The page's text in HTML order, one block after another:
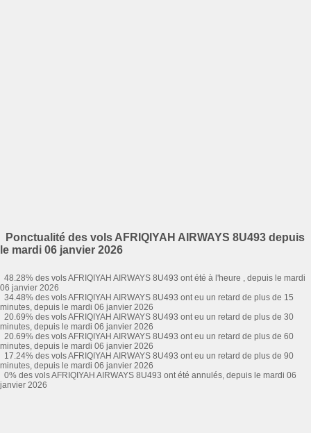
Ponctualité des vols AFRIQIYAH AIRWAYS 8U493 depuis
le mardi 06 janvier 2026
48.28% des vols AFRIQIYAH AIRWAYS 8U493 ont été à l'heure , depuis le mardi
06 janvier 2026
34.48% des vols AFRIQIYAH AIRWAYS 8U493 ont eu un retard de plus de 15
minutes, depuis le mardi 06 janvier 2026
20.69% des vols AFRIQIYAH AIRWAYS 8U493 ont eu un retard de plus de 30
minutes, depuis le mardi 06 janvier 2026
20.69% des vols AFRIQIYAH AIRWAYS 8U493 ont eu un retard de plus de 60
minutes, depuis le mardi 06 janvier 2026
17.24% des vols AFRIQIYAH AIRWAYS 8U493 ont eu un retard de plus de 90
minutes, depuis le mardi 06 janvier 2026
0% des vols AFRIQIYAH AIRWAYS 8U493 ont été annulés, depuis le mardi 06
janvier 2026